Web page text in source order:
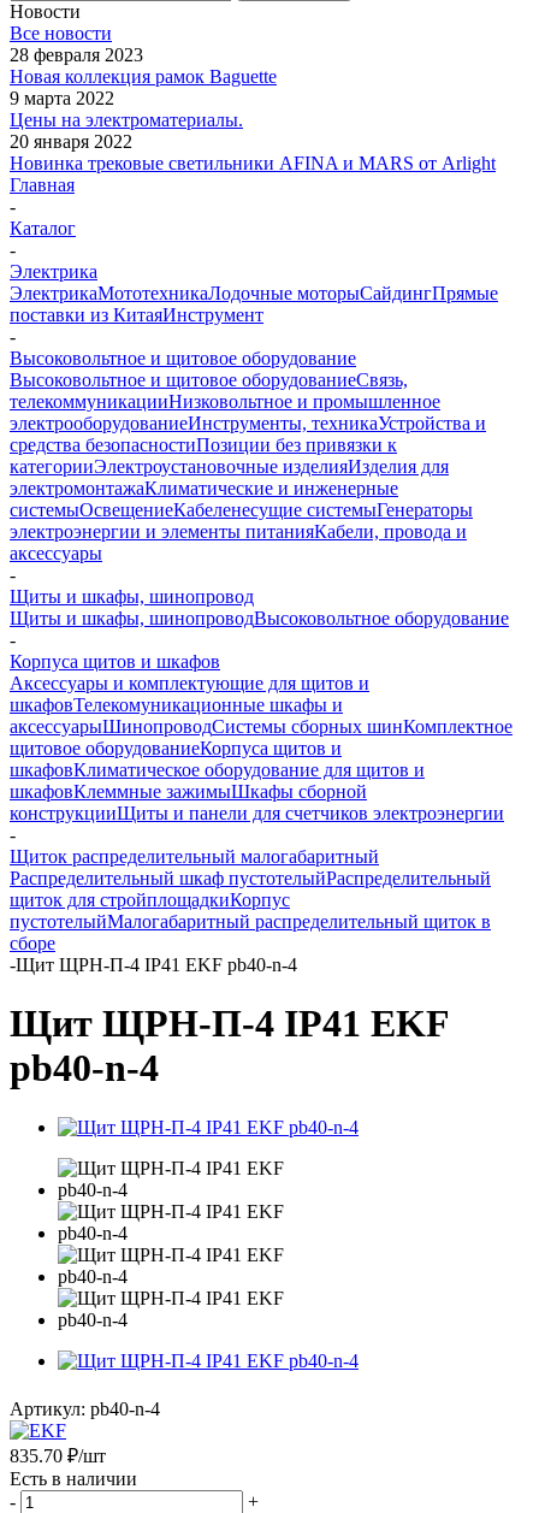
Новости
Все новости
28 февраля 2023
Новая коллекция рамок Baguette
9 марта 2022
Цены на электроматериалы.
20 января 2022
Новинка трековые светильники AFINA и MARS от Arlight
Главная
-
Каталог
-
Электрика
ЭлектрикаМототехникаЛодочные моторыСайдингПрямые
поставки из КитаяИнструмент
-
Высоковольтное и щитовое оборудование
Высоковольтное и щитовое оборудованиеСвязь,
телекоммуникацииНизковольтное и промышленное
электрооборудованиеИнструменты, техникаУстройства и
средства безопасностиПозиции без привязки к
категорииЭлектроустановочные изделияИзделия для
электромонтажаКлиматические и инженерные
системыОсвещениеКабеленесущие системыГенераторы
электроэнергии и элементы питанияКабели, провода и
аксессуары
-
Щиты и шкафы, шинопровод
Щиты и шкафы, шинопроводВысоковольтное оборудование
-
Корпуса щитов и шкафов
Аксессуары и комплектующие для щитов и
шкафовТелекомуникационные шкафы и
аксессуарыШинопроводСистемы сборных шинКомплектное
щитовое оборудованиеКорпуса щитов и
шкафовКлиматическое оборудование для щитов и
шкафовКлеммные зажимыШкафы сборной
конструкцииЩиты и панели для счетчиков электроэнергии
-
Щиток распределительный малогабаритный
Распределительный шкаф пустотелыйРаспределительный
щиток для стройплощадкиКорпус
пустотелыйМалогабаритный распределительный щиток в
сборе
-Щит ЩРН-П-4 IP41 EKF pb40-n-4
Щит ЩРН-П-4 IP41 EKF
pb40-n-4
Артикул: pb40-n-4
835.70 ₽/шт
Есть в наличии
-
+